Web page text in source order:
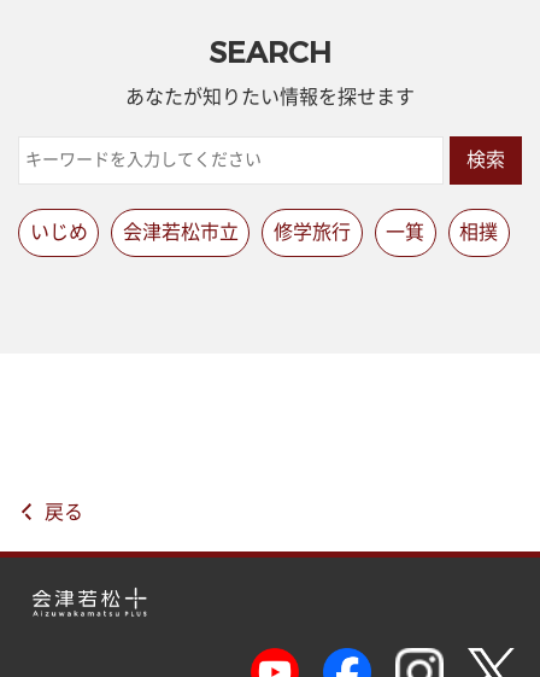
SEARCH
あなたが知りたい情報を探せます
検索
いじめ 会津若松市立 修学旅行 一箕 相撲
戻る